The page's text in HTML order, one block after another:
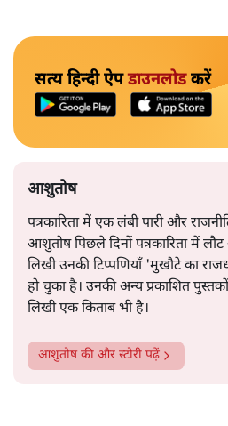
सत्य हिन्दी ऐपडाउनलोडकरें
आशुतोष
पत्रकारिता में एक लंबी पारी और
आशुतोष पिछले दिनों पत्रकारिता में
लिखी उनकी टिप्पणियाँ 'मुखौटे का
हो चुका है। उनकी अन्य प्रकाशित
लिखी एक किताब भी है।
आशुतोषकी और स्टोरी पढ़ें